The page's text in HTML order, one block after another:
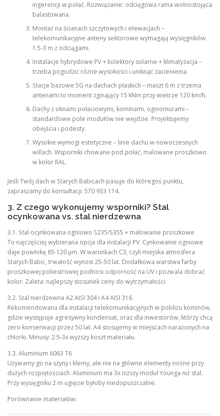
ingerencji w połać. Rozwiązanie: odciągowa rama wolnostojąca
balastowana.
Montaż na ścianach szczytowych i elewacjach –
telekomunikacyjne anteny sektorowe wymagają wysięgników
1.5-3 m z odciągami.
Instalacje hybrydowe PV + kolektory solarne + klimatyzacja –
trzeba pogodzić różne wysokości i uniknąć zacienienia.
Stacje bazowe 5G na dachach płaskich – maszt 6 m z trzema
antenami to moment zginający 15 kNm przy wietrze 120 km/h.
Dachy z oknami połaciowymi, kominami, ogniomurami –
standardowe pole modułów nie wejdzie. Projektujemy
obejścia i podesty.
Wysokie wymogi estetyczne – linie dachu w nowoczesnych
willach. Wsporniki chowane pod połać, malowane proszkowo
w kolor RAL.
Jeśli Twój dach w Starych Babicach pasuje do któregoś punktu,
zapraszamy do konsultacji: 570 933 114.
3. Z czego wykonujemy wsporniki? Stal
ocynkowana vs. stal nierdzewna
3.1. Stal ocynkowana ogniowo S235/S355 + malowanie proszkowe
To najczęściej wybierana opcja dla instalacji PV. Cynkowanie ogniowe
daje powłokę 85-120 µm. W warunkach C3, czyli miejska atmosfera
Starych Babic, trwałość wynosi 25-50 lat. Dodatkowa warstwa farby
proszkowej poliestrowej podnosi odporność na UV i pozwala dobrać
kolor. Zaleta: najlepszy stosunek ceny do wytrzymałości.
3.2. Stal nierdzewna A2 AISI 304 i A4 AISI 316
Rekomendowana dla instalacji telekomunikacyjnych w pobliżu kominów,
gdzie występuje agresywny kondensat, oraz dla inwestorów, którzy chcą
zero konserwacji przez 50 lat. A4 stosujemy w miejscach narażonych na
chlorki. Minusy: 2.5-3x wyższy koszt materiału.
3.3. Aluminium 6063 T6
Używamy go na szyny i klemy, ale nie na główne elementy nośne przy
dużych rozpiętościach. Aluminium ma 3x niższy moduł Younga niż stal.
Przy wysięgniku 2 m ugięcie byłoby niedopuszczalne.
Porównanie materiałów: